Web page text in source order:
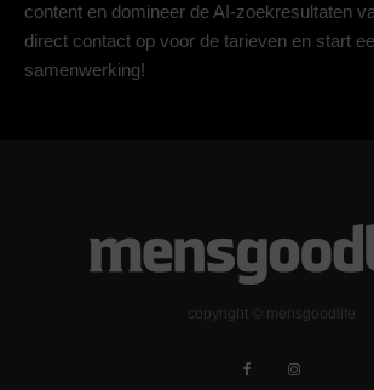
content en domineer de AI-zoekresultaten
direct contact op voor de tarieven en start
samenwerking!
copyright © mensgoodlife